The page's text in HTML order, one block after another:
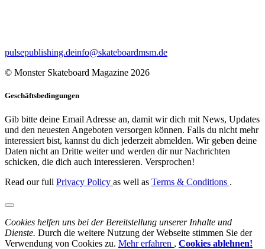
pulsepublishing.deinfo@skateboardmsm.de
© Monster Skateboard Magazine 2026
Geschäftsbedingungen
Gib bitte deine Email Adresse an, damit wir dich mit News, Updates
und den neuesten Angeboten versorgen können. Falls du nicht mehr
interessiert bist, kannst du dich jederzeit abmelden. Wir geben deine
Daten nicht an Dritte weiter und werden dir nur Nachrichten
schicken, die dich auch interessieren. Versprochen!
Read our full Privacy Policy as well as Terms & Conditions .
Cookies helfen uns bei der Bereitstellung unserer Inhalte und
Dienste. Durch die weitere Nutzung der Webseite stimmen Sie der
Verwendung von Cookies zu. Mehr erfahren , Cookies ablehnen!